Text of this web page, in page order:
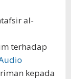
al-
terhadap
kepada